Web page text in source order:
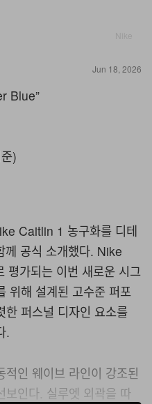
Jun 18, 2026
Blue”
)
Caitlin 1 농구화를 디테
께 공식 소개했다. Nike
가되는 이번 새로운 시그
위해 설계된 고수준 퍼포
한 퍼스널 디자인 요소를
.
인 웨이브 라인이 강조된
보인다. 실루엣 외곽을 따